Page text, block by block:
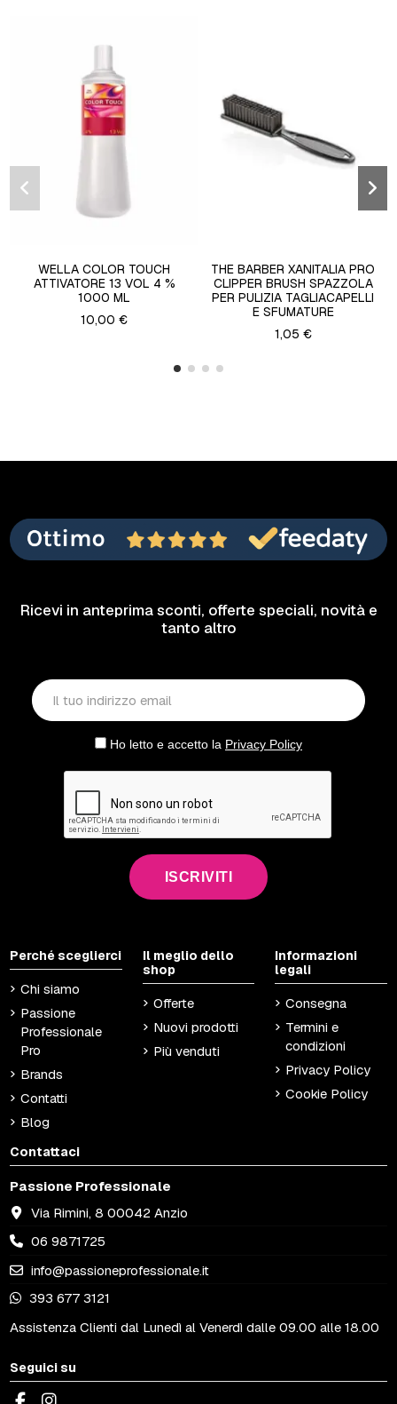
WELLA COLOR TOUCH
ATTIVATORE 13 VOL 4 %
1000 ML
10,00 €
THE BARBER XANITALIA PRO
CLIPPER BRUSH SPAZZOLA
PER PULIZIA TAGLIACAPELLI
E SFUMATURE
1,05 €
Ricevi in anteprima sconti, offerte speciali, novità e
tanto altro
Ho letto e accetto la Privacy Policy
ISCRIVITI
Perché sceglierci
Chi siamo
Passione
Professionale
Pro
Brands
Contatti
Blog
Il meglio dello
shop
Offerte
Nuovi prodotti
Più venduti
Informazioni
legali
Consegna
Termini e
condizioni
Privacy Policy
Cookie Policy
Contattaci
Passione Professionale
Via Rimini, 8 00042 Anzio
06 9871725
info@passioneprofessionale.it
393 677 3121
Assistenza Clienti dal Lunedì al Venerdì dalle 09.00 alle 18.00
Seguici su